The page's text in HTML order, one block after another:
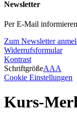
Newsletter
Per E-Mail
Zum Newsletter
Widerrufsformular
Kontrast
SchriftgrößeAAA
Cookie Einstellungen
Kurs-